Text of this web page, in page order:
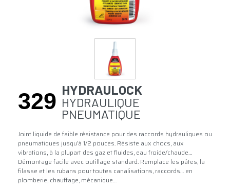
329 HYDRAULOCK
HYDRAULIQUE
PNEUMATIQUE
Joint liquide de faible résistance pour des raccords hydrauliques ou
pneumatiques jusqu’à 1/2 pouces. Résiste aux chocs, aux
vibrations, à la plupart des gaz et fluides, eau froide/chaude…
Démontage facile avec outillage standard. Remplace les pâtes, la
filasse et les rubans pour toutes canalisations, raccords… en
plomberie, chauffage, mécanique…